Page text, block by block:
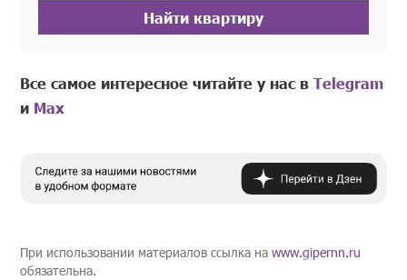
Найти квартиру
Все самое интересное читайте у нас вTelegram
и Mах
При использовании материалов ссылка наwww.gipernn.ru
обязательна.